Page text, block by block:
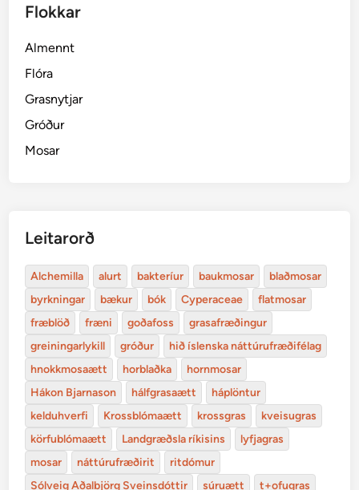
Flokkar
Almennt
Flóra
Grasnytjar
Gróður
Mosar
Leitarorð
Alchemilla alurt bakteríur baukmosar
blaðmosar
byrkningar
bækur bók Cyperaceae
flatmosar
fræblöð
fræni goðafoss
grasafræðingur
greiningarlykill
gróður
hið íslenska náttúrufræðifélag
hnokkmosaætt
horblaðka
hornmosar
Hákon Bjarnason
hálfgrasaætt
háplöntur
kelduhverfi
Krossblómaætt krossgras
kveisugras
körfublómaætt
Landgræðsla ríkisins
lyfjagras
mosar
náttúrufræðirit
ritdómur
Sólveig Aðalbjörg Sveinsdóttir
súruætt t+ofugras